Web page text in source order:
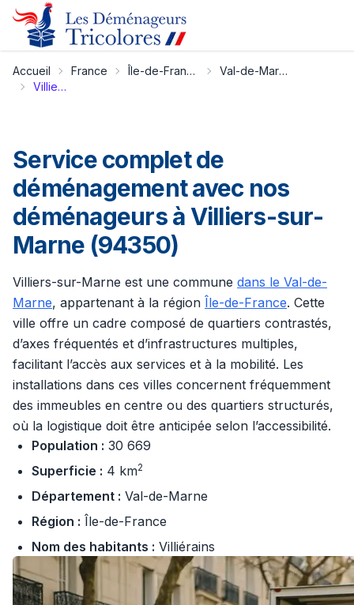
Accueil France Île-de-France
Val-de-Marne
Villiers-sur-Marne
Service complet de
déménagement avec nos
déménageurs à Villiers-sur-
Marne (94350)
Villiers-sur-Marne est une commune dans le Val-de-
Marne, appartenant à la région Île-de-France. Cette
ville offre un cadre composé de quartiers contrastés,
d’axes fréquentés et d’infrastructures multiples,
facilitant l’accès aux services et à la mobilité. Les
installations dans ces villes concernent fréquemment
des immeubles en centre ou des quartiers structurés,
où la logistique doit être anticipée selon l’accessibilité.
Population : 30 669
Superficie : 4 km2
Département : Val-de-Marne
Région : Île-de-France
Nom des habitants : Villiérains